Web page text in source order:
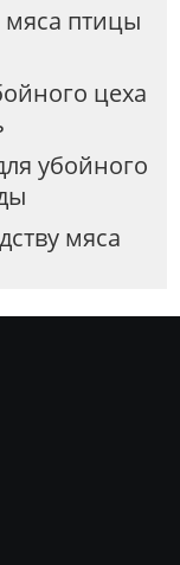
птицы
цеха
убойного
мяса